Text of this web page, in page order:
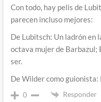
Con todo, hay pelis de
parecen incluso mejores:
De Lubitsch: Un ladrón en
octava mujer de Barbazul;
ser.
De Wilder como guionista:
0 Responder